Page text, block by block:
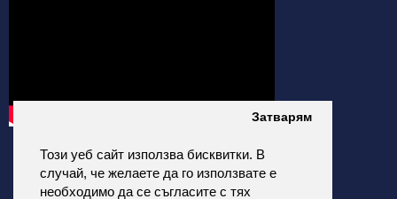
Този уеб сайт използва бисквитки. В
случай, че желаете да го използвате е
необходимо да се съгласите с тях
Затварям